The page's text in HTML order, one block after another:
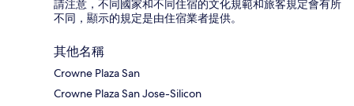
請注意，不同國家和不同住宿的文化規範和旅客規定會有所
不同，顯示的規定是由住宿業者提供。
其他名稱
Crowne Plaza San
Crowne Plaza San Jose-Silicon